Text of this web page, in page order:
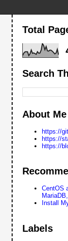
Total
Search
About Me
https://
https://
https://
CentOS
Install
Labels